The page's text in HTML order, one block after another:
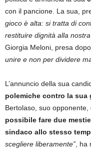
con il pancione. La sua,
gioco è alta: si tratta di
restituire dignità alla nostra
Giorgia Meloni, presa
unire e non per dividere
L’annuncio della sua
polemiche contro la sua
Bertolaso, suo
possibile fare due
sindaco allo stesso
scegliere liberamente”, ha